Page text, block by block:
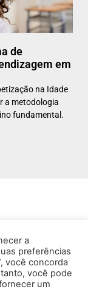
de
em
na Idade
a metodologia
fundamental.
a
preferências
você concorda
você pode
um